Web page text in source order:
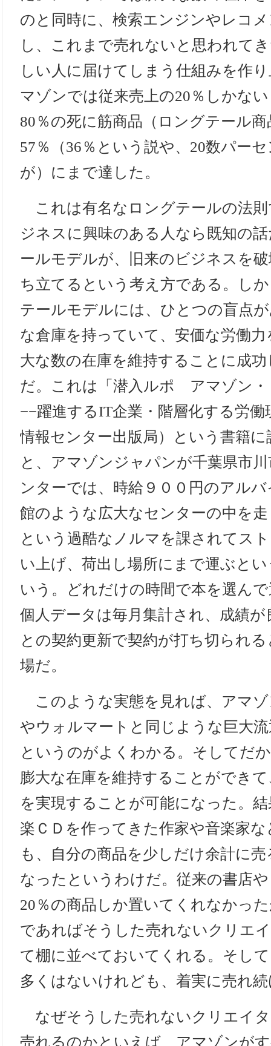
のと同時に、検索エンジンやレコ
し、これまで売れないと思われて
しい人に届けてしまう仕組みを作
マゾンでは従来売上の20％しかな
80％の死に筋商品（ロングテール
57％（36％という説や、20数パー
が）にまで達した。
これは有名なロングテールの法
ジネスに興味のある人なら既知の
ールモデルが、旧来のビジネスを
ち立てるという考え方である。し
テールモデルには、ひとつの盲点
な倉庫を持っていて、安価な労働
大な数の在庫を維持することに成
だ。これは「潜入ルポ アマゾン・
−−躍進するIT企業・階層化する労働
情報センター出版局）という書籍
と、アマゾンジャパンが千葉県市
ンターでは、時給９００円のアル
館のような広大なセンターの中を
という過酷なノルマを課されてス
い上げ、荷出し場所にまで運ぶと
いう。どれだけの時間で本を選ん
個人データは毎月集計され、成績
との契約更新で契約が打ち切られ
場だ。
このような実態を見れば、アマ
やウォルマートと同じような巨大
というのがよくわかる。そしてだ
膨大な在庫を維持することができ
を実現することが可能になった。
楽ＣＤを作ってきた作家や音楽家
も、自分の商品を少しだけ余計に
なったというわけだ。従来の書店
20％の商品しか置いてくれなかっ
であればそうした売れないクリエ
て棚に並べておいてくれる。そし
多くはないけれども、着実に売れ
なぜそうした売れないクリエイ
売れるのかといえば、アマゾンが